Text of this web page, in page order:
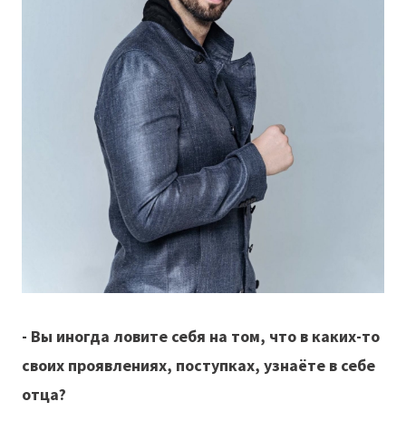
- Вы иногда ловите себя на том, что в каких-то
своих проявлениях, поступках, узнаёте в себе
отца?